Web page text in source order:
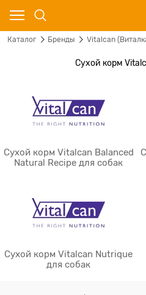
Каталог Бренды Vitalcan
Сухой корм
Сухой корм Vitalcan Balanced
Natural Recipe для собак
Сухой корм Vitalcan Nutrique
для собак